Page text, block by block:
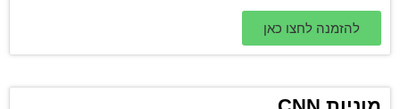
להזמנה לחצו כאן